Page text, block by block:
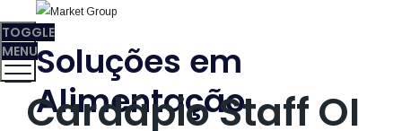
Soluções em
Alimentação
TOGGLE
MENU
Cardápio Staff OI